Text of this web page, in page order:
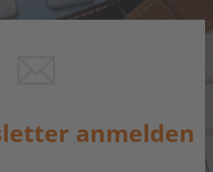
anmelden